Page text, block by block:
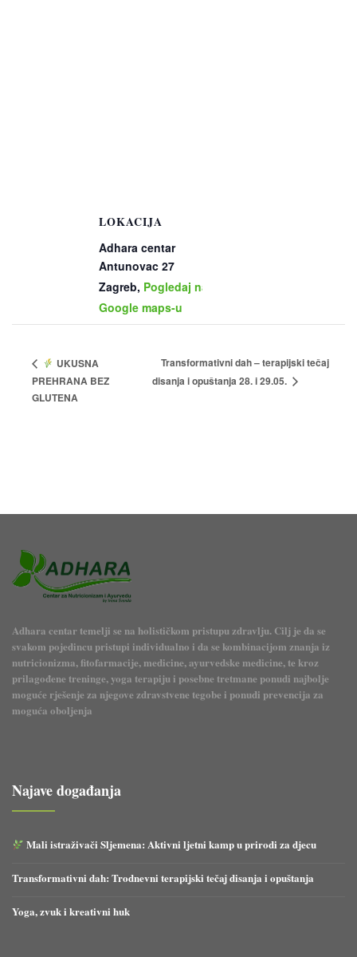
LOKACIJA
Adhara centar
Antunovac 27
Zagreb, Pogledaj na
Google maps-u
UKUSNA
PREHRANA BEZ
GLUTENA
Transformativni dah – terapijski tečaj
disanja i opuštanja 28. i 29.05.
Adhara centar temelji se na holističkom pristupu zdravlju. Cilj je da se
svakom pojedincu pristupi individualno i da se kombinacijom znanja iz
nutricionizma, fitofarmacije, medicine, ayurvedske medicine, te kroz
prilagođene treninge, yoga terapiju i posebne tretmane ponudi najbolje
moguće rješenje za njegove zdravstvene tegobe i ponudi prevencija za
moguća oboljenja
Najave događanja
Mali istraživači Sljemena: Aktivni ljetni kamp u prirodi za djecu
Transformativni dah: Trodnevni terapijski tečaj disanja i opuštanja
Yoga, zvuk i kreativni huk